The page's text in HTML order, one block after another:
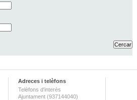
Adreces i telèfons
Telèfons d'interès
Ajuntament (937144040)